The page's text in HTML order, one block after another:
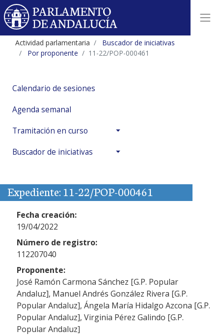
Actividad parlamentaria
Buscador de iniciativas
Por proponente
11-22/POP-000461
Calendario de sesiones
Agenda semanal
Tramitación en curso
Buscador de iniciativas
Expediente: 11-22/POP-000461
Fecha creación:
19/04/2022
Número de registro:
112207040
Proponente:
José Ramón Carmona Sánchez [G.P. Popular
Andaluz], Manuel Andrés González Rivera [G.P.
Popular Andaluz], Ángela María Hidalgo Azcona [G.P.
Popular Andaluz], Virginia Pérez Galindo [G.P.
Popular Andaluz]